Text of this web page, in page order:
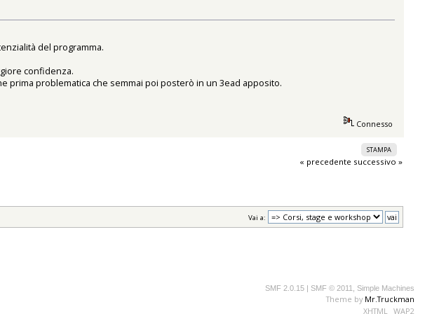
del programma.
confidenza.
prima problematica che semmai poi posterò in un 3ead apposito.
Connesso
STAMPA
« precedente successivo »
Vai a:
SMF 2.0.15 | SMF © 2011 Simple Machines
Theme by Mr.Truckman
XHTML
WAP2